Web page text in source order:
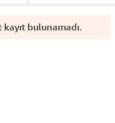
kayıt bulunamadı.